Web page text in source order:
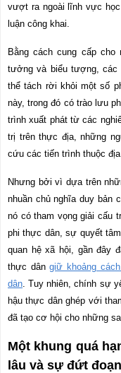
vượt ra ngoài lĩnh vực
luận công khai.
Bằng cách cung cấp
tưởng và biểu tượng, các
thể tách rời khỏi một số
này, trong đó có trào lưu
trình xuất phát từ các
trị trên thực địa, những
cứu các tiến trình thuộc
Nhưng bởi vì dựa trên
nhuần chủ nghĩa duy bản
nó có tham vọng giải cấu
phi thực dân, sự quyết
quan hệ xã hội, gần đây
thực dângiữ khoảng
dân . Tuy nhiên, chính sự
hậu thực dân ghép với
đã tạo cơ hội cho những
Một khung quá
lâu và sự đứt